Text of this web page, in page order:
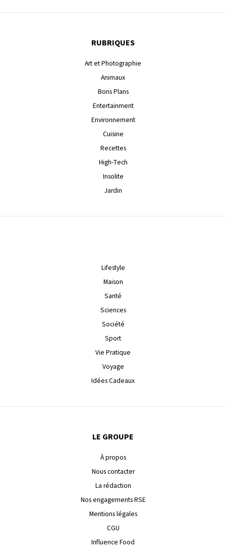
RUBRIQUES
Art et Photographie
Animaux
Bons Plans
Entertainment
Environnement
Cuisine
Recettes
High-Tech
Insolite
Jardin
Lifestyle
Maison
Santé
Sciences
Société
Sport
Vie Pratique
Voyage
Idées Cadeaux
LE GROUPE
À propos
Nous contacter
La rédaction
Nos engagements RSE
Mentions légales
CGU
Influence Food